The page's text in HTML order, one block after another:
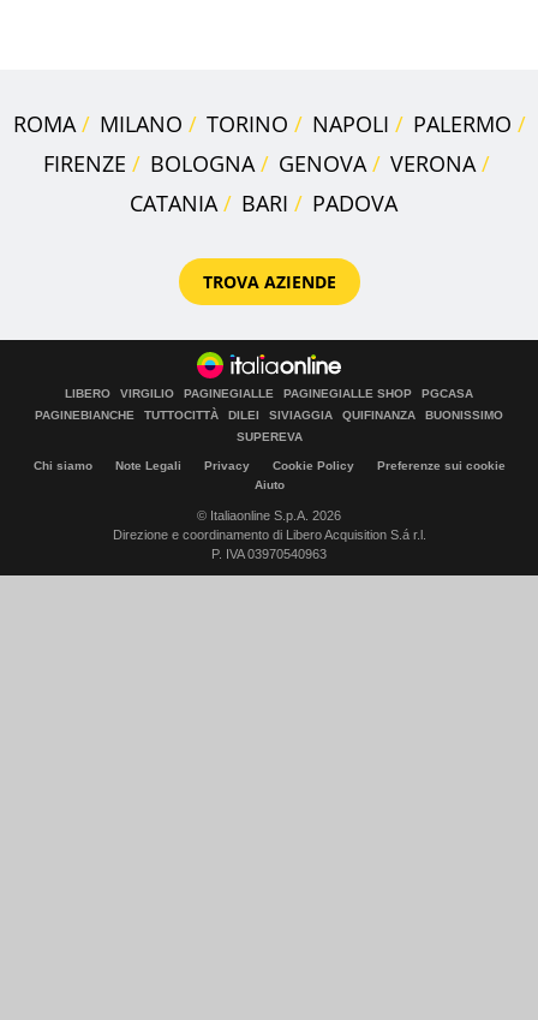
ROMA MILANO TORINO NAPOLI
PALERMO
FIRENZE
BOLOGNA GENOVA
VERONA
CATANIA
BARI PADOVA
TROVA AZIENDE
LIBERO VIRGILIO PAGINEGIALLE PAGINEGIALLE SHOP
PGCASA
PAGINEBIANCHE
TUTTOCITTÀ DILEI SIVIAGGIA QUIFINANZA
BUONISSIMO
SUPEREVA
Chi siamo Note Legali Privacy Cookie Policy
Preferenze sui cookie
Aiuto
© Italiaonline S.p.A. 2026
Direzione e coordinamento di Libero Acquisition S.á r.l.
P. IVA 03970540963